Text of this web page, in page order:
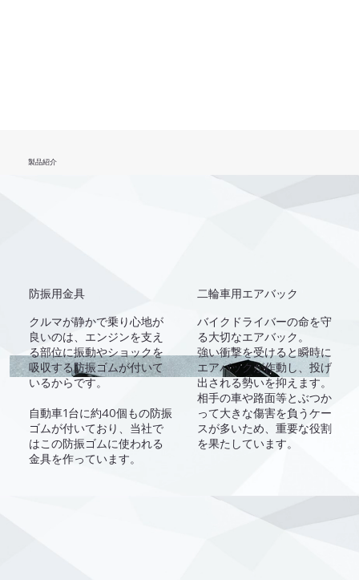
製品紹介
防振用金具
クルマが静かで乗り心地が
良いのは、エンジンを支え
る部位に振動やショックを
吸収する防振ゴムが付いて
いるからです。
自動車1台に約40個もの防振
ゴムが付いており、当社で
はこの防振ゴムに使われる
金具を作っています。
バイクドライバーの命を守
る大切なエアバック。
強い衝撃を受けると瞬時に
エアバックが作動し、投げ
出される勢いを抑えます。
相手の車や路面等とぶつか
って大きな傷害を負うケー
スが多いため、重要な役割
を果たしています。
二輪車用エアバック